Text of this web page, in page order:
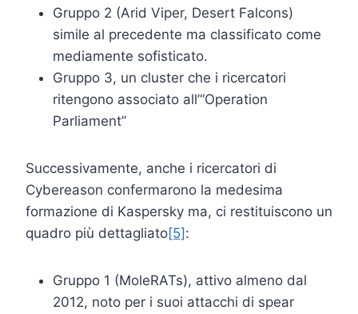
Gruppo 2 (Arid Viper, Desert Falcons)
simile al precedente ma classificato come
mediamente sofisticato.
Gruppo 3, un cluster che i ricercatori
ritengono associato all’“Operation
Parliament”
Successivamente, anche i ricercatori di
Cybereason confermarono la medesima
formazione di Kaspersky ma, ci restituiscono un
quadro più dettagliato[5]:
Gruppo 1 (MoleRATs), attivo almeno dal
2012, noto per i suoi attacchi di spear